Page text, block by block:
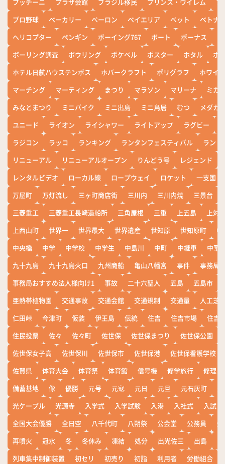
プッチーニ プラザ会館 ブラジル移民 プリンス・ウイレム
ブ
プロ野球
ベーカリー ペーロン ベイエリア ペット
ベトナ
ヘリコプター
ペンギン ボーイング767 ボート ボーナス
ボーリング調査
ボウリング ポケベル ポスター ホタル
ホ
ホテル日航ハウステンボス
ホバークラフト ポリグラフ
ホワイ
マーチング
マーティング まつり マラソン マリーナ
ミカ
みなとまつり
ミニバイク ミニ出島 ミニ鳥居 むつ
メダカ
ユニード
ライオン ライシャワー ライトアップ ラグビー
ラジコン
ラッコ ランキング ランタンフェスティバル
ランド
リニューアル
リニューアルオープン りんどう号 レジェンド
レンタルビデオ
ローカル線 ロープウェイ ロケット
一支国
万屋町
万灯流し 三ヶ町商店街 三川内 三川内焼 三景台
三菱重工
三菱重工長崎造船所 三角屋根 三重 上五島
上対
上西山町
世界一 世界最大 世界遺産 世知原 世知原町
中
中央橋
中学 中学校 中学生 中島川 中町 中継車
中華
九十九島
九十九島火口 九州商船 亀山八幡宮 事件
事務局
事務局おすすめ法人様向け1
事故 二十六聖人 五島 五島市
亜熱帯植物園
交通事故 交通会館 交通規制 交通量
人工芝
仁田峠
今津町 仮装 伊王島 伝統 住吉 住吉市場
住吉
住民投票
佐々 佐々町 佐世保 佐世保まつり 佐世保公園
佐世保女子高
佐世保川 佐世保市 佐世保港
佐世保看護学校
佐賀県
体育大会 体育祭 体育館 信号機 修学旅行
修理
備蓄基地
像 優勝 元号 元寇 元日 元旦 元石灰町
光ケーブル
光源寺 入学式 入学試験 入港 入社式
入試
全国大会優勝
全日空 八千代町 八朔祭 公会堂 公務員
公
再噴火
冠水 冬 冬休み 凍結 処分 出光佐三 出島
列車集中制御装置
初セリ 初売り 初詣 利用者 労働組合